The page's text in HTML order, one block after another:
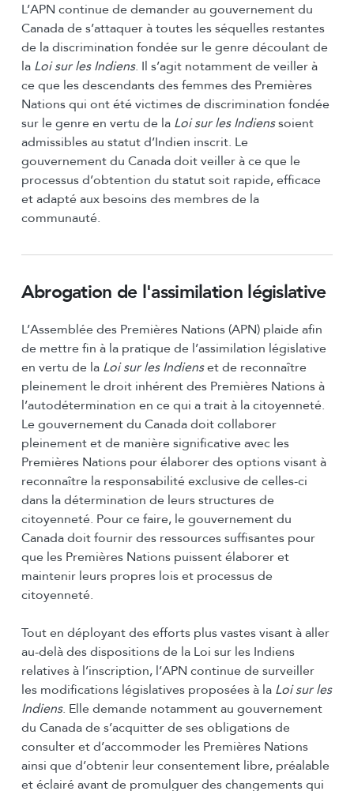
L’APN continue de demander au gouvernement du
Canada de s’attaquer à toutes les séquelles restantes
de la discrimination fondée sur le genre découlant de
la Loi sur les Indiens. Il s’agit notamment de veiller à
ce que les descendants des femmes des Premières
Nations qui ont été victimes de discrimination fondée
sur le genre en vertu de la Loi sur les Indienssoient
admissibles au statut d’Indien inscrit. Le
gouvernement du Canada doit veiller à ce que le
processus d’obtention du statut soit rapide, efficace
et adapté aux besoins des membres de la
communauté.
Abrogation de l'assimilation législative
L’Assemblée des Premières Nations (APN) plaide afin
de mettre fin à la pratique de l’assimilation législative
en vertu de la Loi sur les Indienset de reconnaître
pleinement le droit inhérent des Premières Nations à
l’autodétermination en ce qui a trait à la citoyenneté.
Le gouvernement du Canada doit collaborer
pleinement et de manière significative avec les
Premières Nations pour élaborer des options visant à
reconnaître la responsabilité exclusive de celles-ci
dans la détermination de leurs structures de
citoyenneté. Pour ce faire, le gouvernement du
Canada doit fournir des ressources suffisantes pour
que les Premières Nations puissent élaborer et
maintenir leurs propres lois et processus de
citoyenneté.
Tout en déployant des efforts plus vastes visant à aller
au-delà des dispositions de la Loi sur les Indiens
relatives à l’inscription, l’APN continue de surveiller
les modifications législatives proposées à la Loi sur les
Indiens. Elle demande notamment au gouvernement
du Canada de s’acquitter de ses obligations de
consulter et d’accommoder les Premières Nations
ainsi que d’obtenir leur consentement libre, préalable
et éclairé avant de promulguer des changements qui